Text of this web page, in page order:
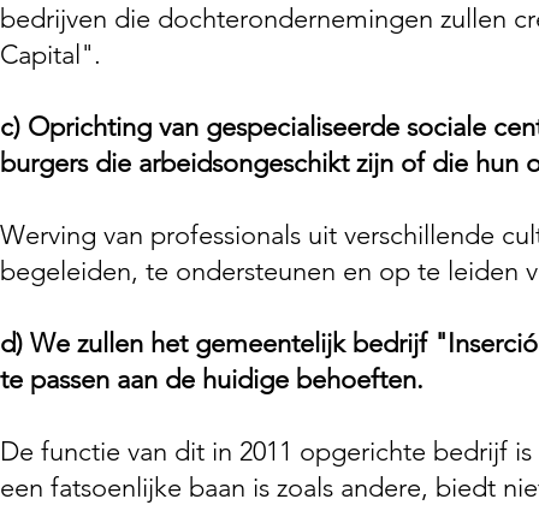
bedrijven die dochterondernemingen zullen
Capital".
c) Oprichting van gespecialiseerde sociale
burgers die arbeidsongeschikt zijn of die hun
Werving van professionals uit verschillende
begeleiden, te ondersteunen en op te leiden
d) We zullen het gemeentelijk bedrijf
te passen aan de huidige behoeften.
De functie van dit in 2011 opgerichte bedrijf
een fatsoenlijke baan is zoals andere, biedt